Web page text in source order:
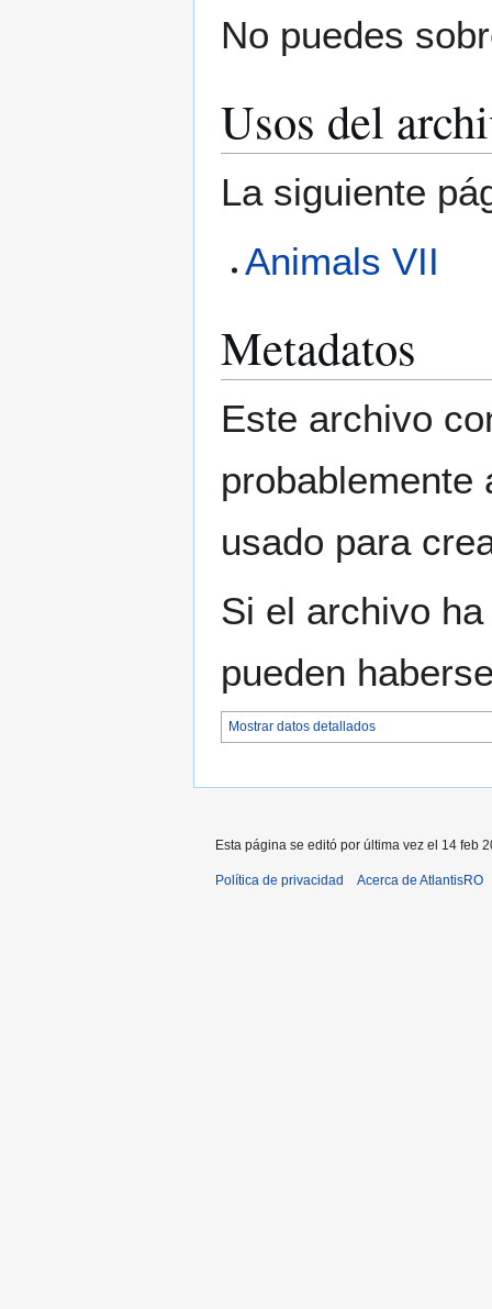
No puedes
Usos del
La siguiente
Animals VII
Metadatos
Este archivo
probablemente
usado para
Si el archivo
pueden
Mostrar datos detallados
Esta página se editó por última vez el 14 feb
Política de privacidad Acerca de AtlantisRO